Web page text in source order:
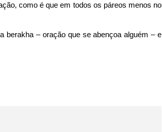
como é que em todos os páreos menos no
berakha – oração que se abençoa alguém – e